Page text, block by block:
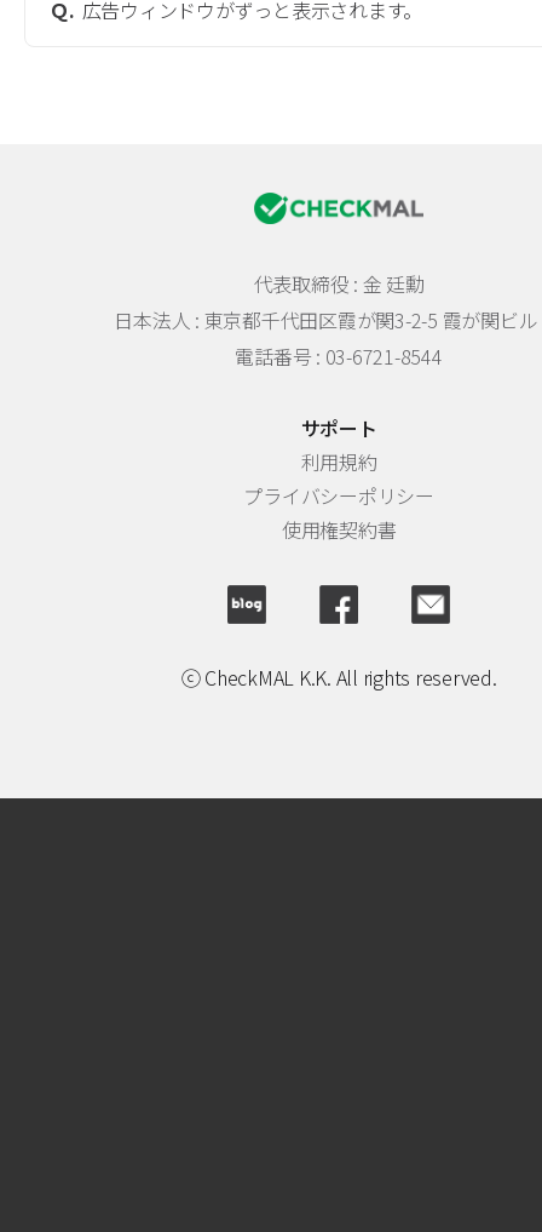
Ｑ. 広告ウィンドウがずっと表示されます。
代表取締役 : 金 廷勳
日本法人 : 東京都千代田区霞が関3-2-5 霞が関ビル
電話番号 : 03-6721-8544
サポート
利用規約
プライバシーポリシー
使用権契約書
ⓒ CheckMAL K.K. All rights reserved.